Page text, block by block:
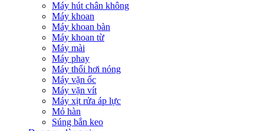
Máy hút chân không
Máy khoan
Máy khoan bàn
Máy khoan từ
Máy mài
Máy phay
Máy thổi hơi nóng
Máy vặn ốc
Máy vặn vít
Máy xịt rửa áp lực
Mỏ hàn
Súng bắn keo